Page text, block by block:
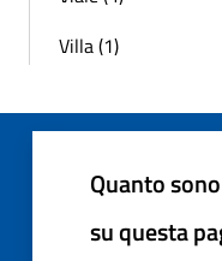
Villa (1)
Quanto
su questa